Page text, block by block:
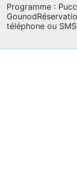
Programme :
téléphone ou